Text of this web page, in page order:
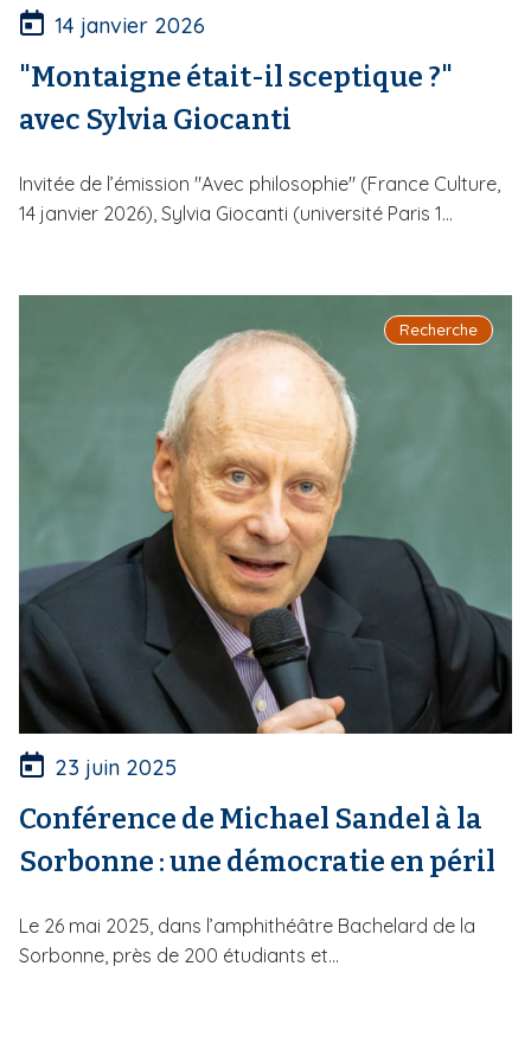
14 janvier 2026
"Montaigne était-il sceptique ?"
avec Sylvia Giocanti
Invitée de l’émission "Avec philosophie" (France Culture,
14 janvier 2026), Sylvia Giocanti (université Paris 1...
Recherche
23 juin 2025
Conférence de Michael Sandel à la
Sorbonne : une démocratie en péril
Le 26 mai 2025, dans l’amphithéâtre Bachelard de la
Sorbonne, près de 200 étudiants et...